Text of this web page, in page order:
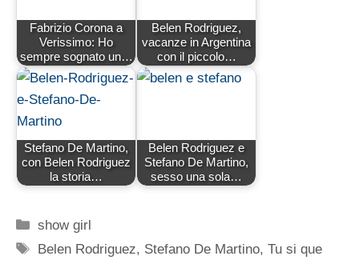
Fabrizio Corona a
Verissimo: Ho
sempre sognato un…
Belen Rodriguez,
vacanze in Argentina
con il piccolo…
Stefano De Martino,
con Belen Rodriguez
la storia…
Belen Rodriguez e
Stefano De Martino,
sesso una sola…
Categorie
show girl
Tag
Belen Rodriguez, Stefano De Martino,Tu si que